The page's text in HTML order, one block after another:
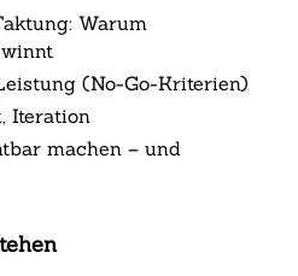
Warum
(No-Go-Kriterien)
Iteration
machen – und